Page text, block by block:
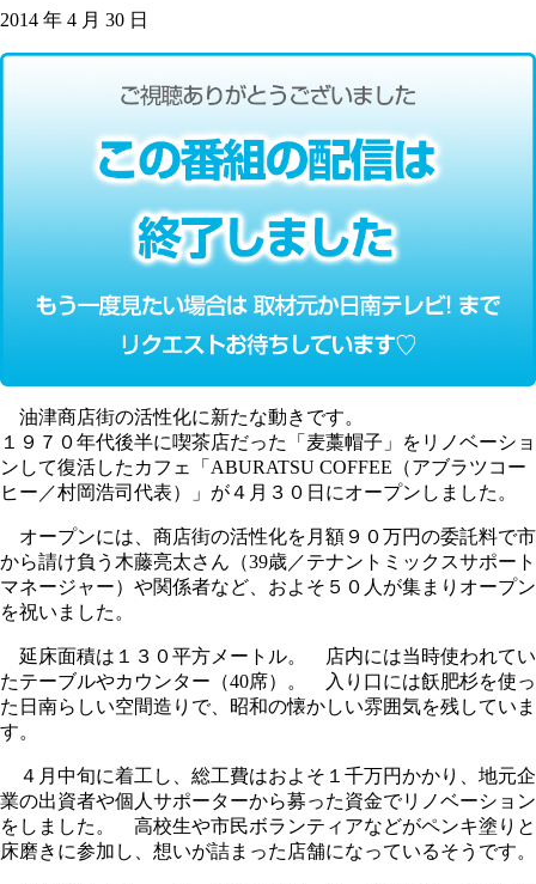
2014 年 4 月 30 日
油津商店街の活性化に新たな動きです。
１９７０年代後半に喫茶店だった「麦藁帽子」をリノベーショ
ンして復活したカフェ「ABURATSU COFFEE（アブラツコー
ヒー／村岡浩司代表）」が４月３０日にオープンしました。
オープンには、商店街の活性化を月額９０万円の委託料で市
から請け負う木藤亮太さん（39歳／テナントミックスサポート
マネージャー）や関係者など、およそ５０人が集まりオープン
を祝いました。
延床面積は１３０平方メートル。 店内には当時使われてい
たテーブルやカウンター（40席）。 入り口には飫肥杉を使っ
た日南らしい空間造りで、昭和の懐かしい雰囲気を残していま
す。
４月中旬に着工し、総工費はおよそ１千万円かかり、地元企
業の出資者や個人サポーターから募った資金でリノベーション
をしました。 高校生や市民ボランティアなどがペンキ塗りと
床磨きに参加し、想いが詰まった店舗になっているそうです。